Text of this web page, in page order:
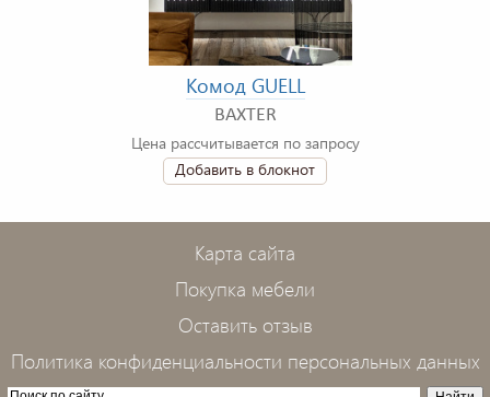
Комод GUELL
BAXTER
Цена рассчитывается по запросу
Добавить в блокнот
Карта сайта
Покупка мебели
Оставить отзыв
Политика конфиденциальности персональных данных